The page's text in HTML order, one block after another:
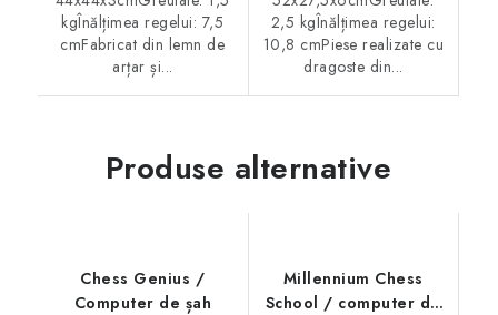
kgÎnălțimea regelui: 7,5
cmFabricat din lemn de
arțar și...
2,5 kgÎnălțimea regelui:
10,8 cmPiese realizate cu
dragoste din...
Produse alternative
Chess Genius /
Computer de șah
Millennium Chess
School / computer de